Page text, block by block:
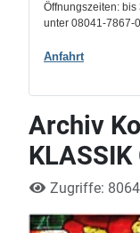
Öffnungszeiten:
unter 08041-7867-
Anfahrt
Archiv
KLASSIK
Zugriffe: 8064